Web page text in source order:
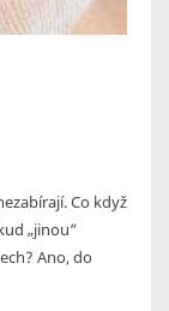
Co když
„jinou“
Ano, do